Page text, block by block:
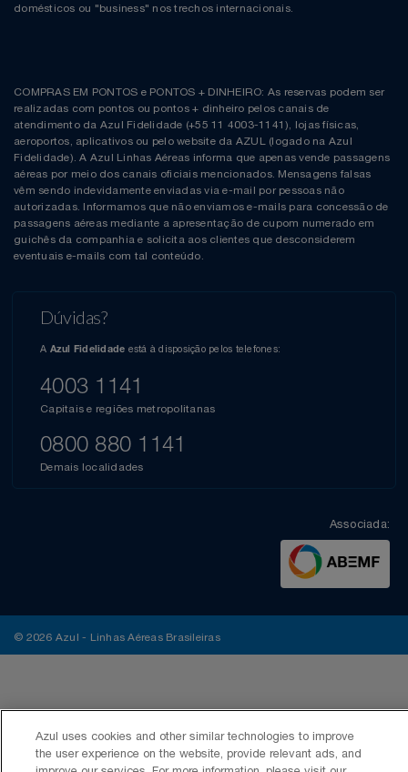
domésticos ou "business" nos trechos internacionais.
COMPRAS EM PONTOS e PONTOS + DINHEIRO: As reservas podem ser
realizadas com pontos ou pontos + dinheiro pelos canais de
atendimento da Azul Fidelidade (+55 11 4003-1141), lojas físicas,
aeroportos, aplicativos ou pelo website da AZUL (logado na Azul
Fidelidade). A Azul Linhas Aéreas informa que apenas vende passagens
aéreas por meio dos canais oficiais mencionados. Mensagens falsas
vêm sendo indevidamente enviadas via e-mail por pessoas não
autorizadas. Informamos que não enviamos e-mails para concessão de
passagens aéreas mediante a apresentação de cupom numerado em
guichês da companhia e solicita aos clientes que desconsiderem
eventuais e-mails com tal conteúdo.
Dúvidas?
A Azul Fidelidade está à disposição pelos telefones:
4003 1141
Capitais e regiões metropolitanas
0800 880 1141
Demais localidades
Associada:
© 2026 Azul - Linhas Aéreas Brasileiras
Azul uses cookies and other similar technologies to improve
the user experience on the website, provide relevant ads, and